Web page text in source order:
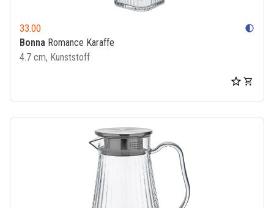
33.00 contrast
Bonna Romance Karaffe
4.7 cm, Kunststoff